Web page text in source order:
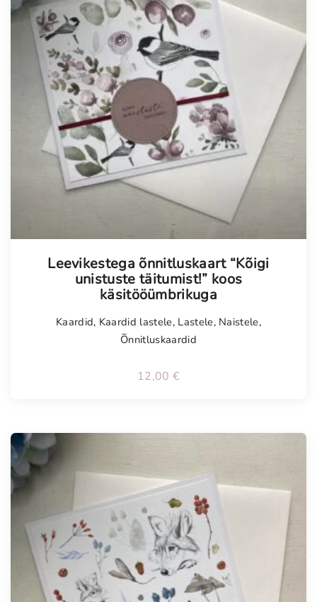
Leevikestega õnnitluskaart “Kõigi
unistuste täitumist!” koos
käsitööümbrikuga
Kaardid, Kaardid lastele, Lastele, Naistele,
Õnnitluskaardid
12,00 €